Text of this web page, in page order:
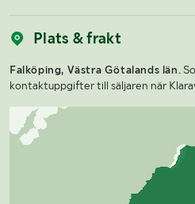
Plats & frakt
Falköping, Västra Götalands län.
kontaktuppgifter till säljaren när